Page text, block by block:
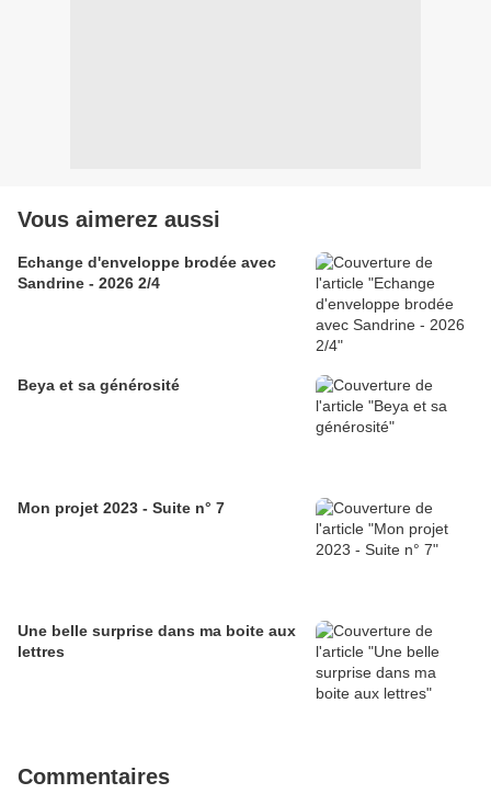
Vous aimerez aussi
Echange d'enveloppe brodée avec
Sandrine - 2026 2/4
Beya et sa générosité
Mon projet 2023 - Suite n° 7
Une belle surprise dans ma boite aux
lettres
Commentaires